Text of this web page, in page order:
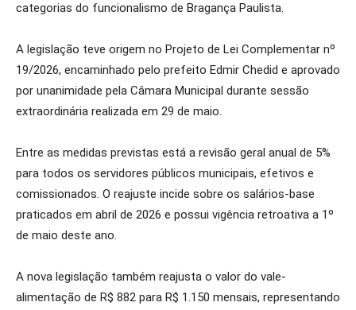
categorias do funcionalismo de Bragança Paulista.
A legislação teve origem no Projeto de Lei Complementar nº
19/2026, encaminhado pelo prefeito Edmir Chedid e aprovado
por unanimidade pela Câmara Municipal durante sessão
extraordinária realizada em 29 de maio.
Entre as medidas previstas está a revisão geral anual de 5%
para todos os servidores públicos municipais, efetivos e
comissionados. O reajuste incide sobre os salários-base
praticados em abril de 2026 e possui vigência retroativa a 1º
de maio deste ano.
A nova legislação também reajusta o valor do vale-
alimentação de R$ 882 para R$ 1.150 mensais, representando